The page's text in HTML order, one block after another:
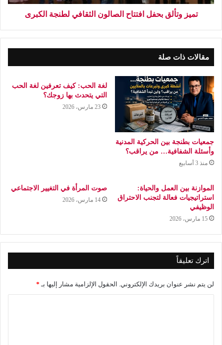
تميز وتألق بحفل افتتاح الصالون الثقافي لطنجة الكبرى
مقالات ذات صلة
جمعيات بطنجة بين الحركية المدنية
وأسئلة الشفافية… من يراقب؟
منذ 3 أسابيع
لغة الحب: كيف تعرفين لغة الحب
التي يتحدث بها زوجك؟
23 مارس، 2026
الموازنة بين العمل والحياة:
استراتيجيات فعالة لتجنب الاحتراق
الوظيفي
15 مارس، 2026
صوت المرأة في التغيير الاجتماعي
14 مارس، 2026
اترك تعليقاً
لن يتم نشر عنوان بريدك الإلكتروني. الحقول الإلزامية مشار إليها بـ *